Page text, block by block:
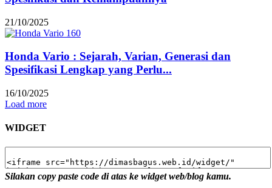
21/10/2025
Honda Vario : Sejarah, Varian, Generasi dan
Spesifikasi Lengkap yang Perlu...
16/10/2025
Load more
WIDGET
Silakan copy paste code di atas ke widget web/blog kamu.